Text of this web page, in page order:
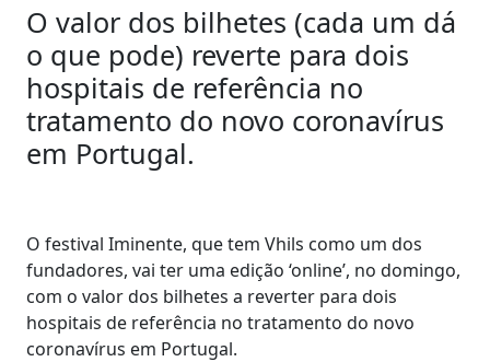
O valor dos bilhetes (cada um dá
o que pode) reverte para dois
hospitais de referência no
tratamento do novo coronavírus
em Portugal.
O festival Iminente, que tem Vhils como um dos
fundadores, vai ter uma edição ‘online’, no domingo,
com o valor dos bilhetes a reverter para dois
hospitais de referência no tratamento do novo
coronavírus em Portugal.